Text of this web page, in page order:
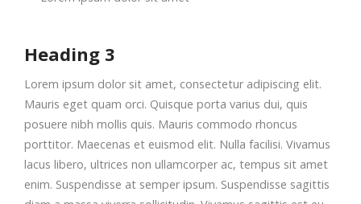
Heading 3
Lorem ipsum dolor sit amet, consectetur adipiscing elit.
Mauris eget quam orci. Quisque porta varius dui, quis
posuere nibh mollis quis. Mauris commodo rhoncus
porttitor. Maecenas et euismod elit. Nulla facilisi. Vivamus
lacus libero, ultrices non ullamcorper ac, tempus sit amet
enim. Suspendisse at semper ipsum. Suspendisse sagittis